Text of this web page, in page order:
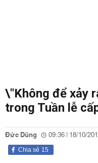
\"Không để xảy
trong Tuần lễ
Đức Dũng 09:36 | 18/10/
15
Chia sẻ